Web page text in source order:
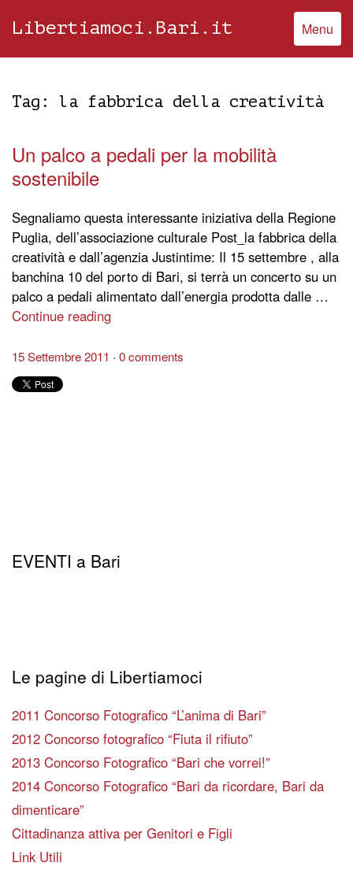
Libertiamoci.Bari.it Menu
Tag: la fabbrica della creatività
Un palco a pedali per la mobilità
sostenibile
Segnaliamo questa interessante iniziativa della Regione
Puglia, dell’associazione culturale Post_la fabbrica della
creatività e dall’agenzia Justintime: Il 15 settembre , alla
banchina 10 del porto di Bari, si terrà un concerto su un
palco a pedali alimentato dall’energia prodotta dalle …
Continue reading
15 Settembre 2011 0 comments
EVENTI a Bari
Le pagine di Libertiamoci
2011 Concorso Fotografico “L’anima di Bari”
2012 Concorso fotografico “Fiuta il rifiuto”
2013 Concorso Fotografico “Bari che vorrei!”
2014 Concorso Fotografico “Bari da ricordare, Bari da
dimenticare”
Cittadinanza attiva per Genitori e Figli
Link Utili